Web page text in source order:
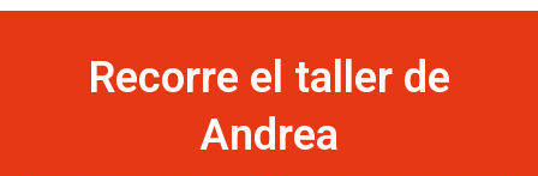
Recorre el taller de
Andrea